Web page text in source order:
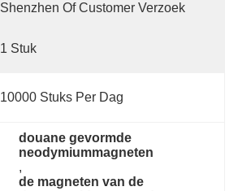
Shenzhen Of Customer Verzoek
1 Stuk
10000 Stuks Per Dag
douane gevormde
neodymiummagneten
,
de magneten van de